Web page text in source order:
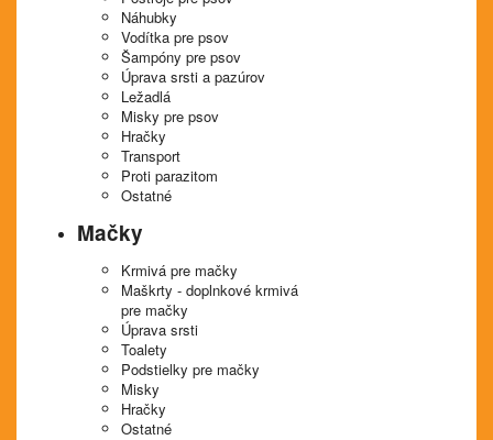
Náhubky
Vodítka pre psov
Šampóny pre psov
Úprava srsti a pazúrov
Ležadlá
Misky pre psov
Hračky
Transport
Proti parazitom
Ostatné
Mačky
Krmivá pre mačky
Maškrty - doplnkové krmivá
pre mačky
Úprava srsti
Toalety
Podstielky pre mačky
Misky
Hračky
Ostatné